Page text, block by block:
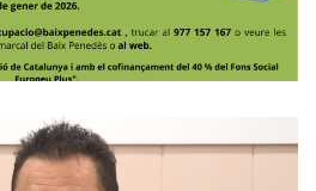
Del Baix
Impulsa Noves